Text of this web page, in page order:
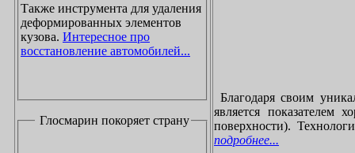
Также инструмента для удаления
деформированных элементов
кузова. Интересное про
восстановление автомобилей...
Глосмарин покоряет страну
Благодаря своим
является показателем
поверхности).
подробнее...